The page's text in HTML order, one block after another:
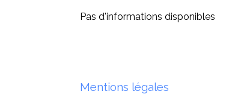
Pas d'informations disponibles
Mentions légales